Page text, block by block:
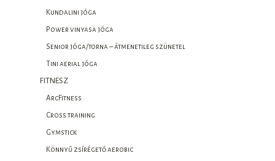
Kundalini jóga
Power vinyasa jóga
Senior jóga/torna – átmenetileg szünetel
Tini aerial jóga
FITNESZ
ArcFitness
Cross training
Gymstick
Könnyű zsírégető aerobic